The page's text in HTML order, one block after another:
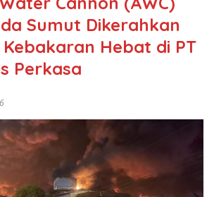
Sumut Dikerahkan
Hebat di PT
Perkasa